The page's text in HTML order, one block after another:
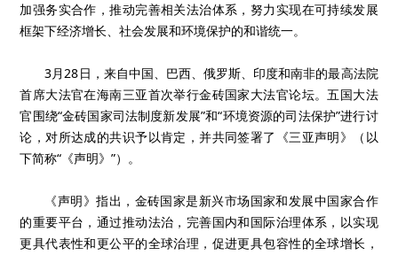
加强务实合作，推动完善相关法治体系，努力实现在可持续发展
框架下经济增长、社会发展和环境保护的和谐统一。
3月28日，来自中国、巴西、俄罗斯、印度和南非的最高法院
首席大法官在海南三亚首次举行金砖国家大法官论坛。五国大法
官围绕“金砖国家司法制度新发展”和“环境资源的司法保护”进行讨
论，对所达成的共识予以肯定，并共同签署了《三亚声明》（以
下简称“《声明》”）。
《声明》指出，金砖国家是新兴市场国家和发展中国家合作
的重要平台，通过推动法治，完善国内和国际治理体系，以实现
更具代表性和更公平的全球治理，促进更具包容性的全球增长，